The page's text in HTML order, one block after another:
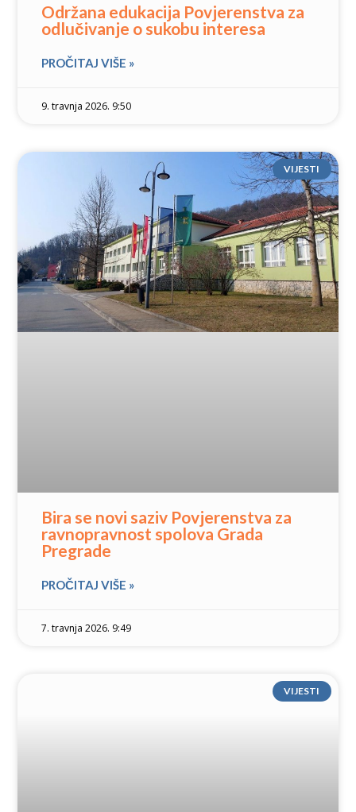
Održana edukacija Povjerenstva za
odlučivanje o sukobu interesa
PROČITAJ VIŠE »
9. travnja 2026. 9:50
VIJESTI
Bira se novi saziv Povjerenstva za
ravnopravnost spolova Grada
Pregrade
PROČITAJ VIŠE »
7. travnja 2026. 9:49
VIJESTI